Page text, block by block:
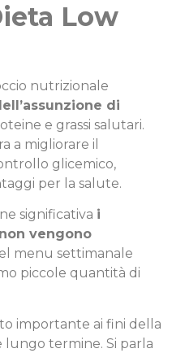
Low
nutrizionale
di
e grassi salutari.
a migliorare il
glicemico,
per la salute.
significativa i
vengono
menu settimanale
piccole quantità di
importante ai fini della
termine. Si parla